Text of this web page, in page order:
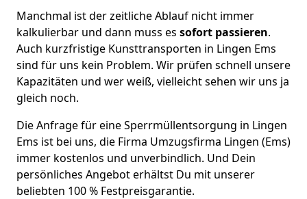
Manchmal ist der zeitliche Ablauf nicht immer
kalkulierbar und dann muss es sofort passieren.
Auch kurzfristige Kunsttransporten in Lingen Ems
sind für uns kein Problem. Wir prüfen schnell unsere
Kapazitäten und wer weiß, vielleicht sehen wir uns ja
gleich noch.
Die Anfrage für eine Sperrmüllentsorgung in Lingen
Ems ist bei uns, die Firma Umzugsfirma Lingen (Ems)
immer kostenlos und unverbindlich. Und Dein
persönliches Angebot erhältst Du mit unserer
beliebten 100 % Festpreisgarantie.